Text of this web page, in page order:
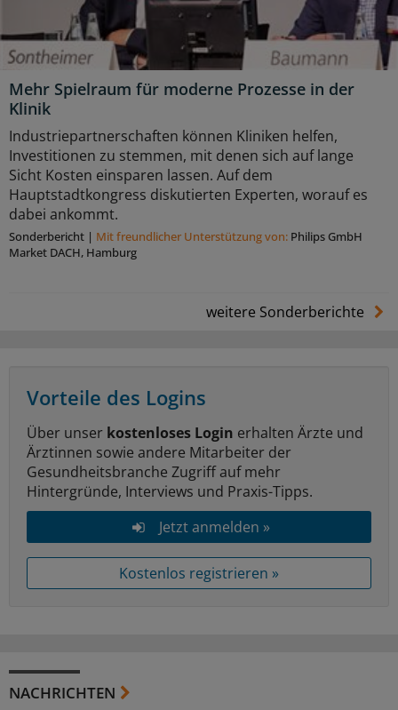
Mehr Spielraum für moderne Prozesse in der
Klinik
Industriepartnerschaften können Kliniken helfen,
Investitionen zu stemmen, mit denen sich auf lange
Sicht Kosten einsparen lassen. Auf dem
Hauptstadtkongress diskutierten Experten, worauf es
dabei ankommt.
Sonderbericht | Mit freundlicher Unterstützung von: Philips GmbH
Market DACH, Hamburg
weitere Sonderberichte
Vorteile des Logins
Über unser kostenloses Login erhalten Ärzte und
Ärztinnen sowie andere Mitarbeiter der
Gesundheitsbranche Zugriff auf mehr
Hintergründe, Interviews und Praxis-Tipps.
Jetzt anmelden »
Kostenlos registrieren »
NACHRICHTEN